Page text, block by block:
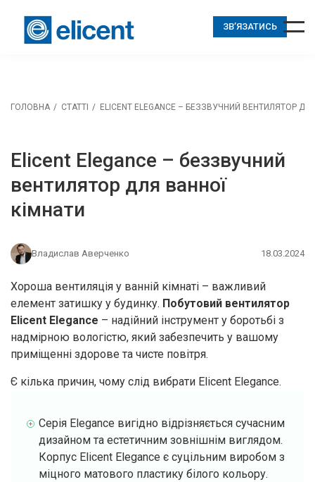
ЗВ’ЯЗАТИСЬ
ГОЛОВНА СТАТТІ ELICENT ELEGANCE – БЕЗЗВУЧНИЙ ВЕНТИЛЯТОР
Elicent Elegance – беззвучний
вентилятор для ванної
кімнати
Владислав Аверченко 18.03.2024
Хороша вентиляція у ванній кімнаті – важливий
елемент затишку у будинку. Побутовий вентилятор
Elicent Elegance – надійний інструмент у боротьбі з
надмірною вологістю, який забезпечить у вашому
приміщенні здорове та чисте повітря.
Є кілька причин, чому слід вибрати Elicent Elegance.
Серія Elegance вигідно відрізняється сучасним
дизайном та естетичним зовнішнім виглядом.
Корпус Elicent Elegance є суцільним виробом з
міцного матового пластику білого кольору.